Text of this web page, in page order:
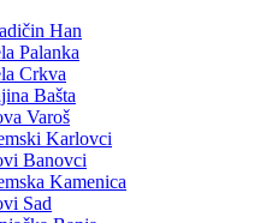
Han
Palanka
Crkva
Bašta
Varoš
Karlovci
Banovci
Kamenica
Sad